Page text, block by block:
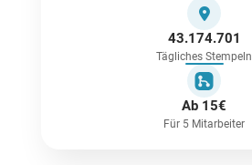
43.174.701
Tägliches Stempeln
Ab 15€
Für 5 Mitarbeiter